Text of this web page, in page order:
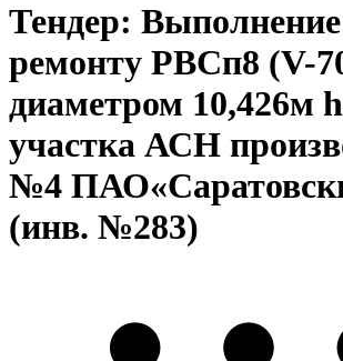
Тендер:
ремонту РВСп8 (V-
диаметром 10,426м
участка АСН
№4
(инв. №283)